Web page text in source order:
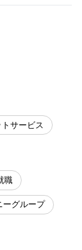
トサービス
職
ーグループ